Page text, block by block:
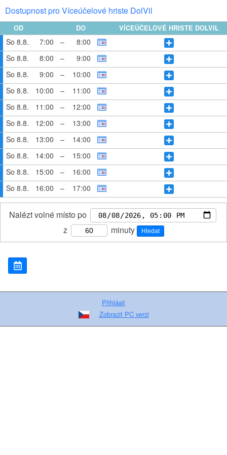
Dostupnost pro Víceúčelové hriste DolVil
OD DO VÍCEÚČELOVÉ HRISTE DOLVIL
So 8.8. 7:00 –
8:00
So 8.8.
8:00 –
9:00
So 8.8.
9:00 –
10:00
So 8.8.
10:00 –
11:00
So 8.8.
11:00 –
12:00
So 8.8.
12:00 –
13:00
So 8.8.
13:00 –
14:00
So 8.8.
14:00 –
15:00
So 8.8.
15:00 –
16:00
So 8.8.
16:00 – 17:00
Nalézt volné místo po
z
minuty Hledat
Přihlásit
Zobrazit PC verzi